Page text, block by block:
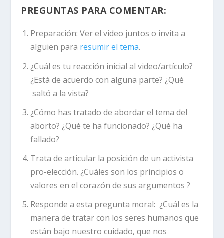
PREGUNTAS PARA COMENTAR:
Preparación: Ver el video juntos o invita a
alguien para resumir el tema.
¿Cuál es tu reacción inicial al video/artículo?
¿Está de acuerdo con alguna parte? ¿Qué
saltó a la vista?
¿Cómo has tratado de abordar el tema del
aborto? ¿Qué te ha funcionado? ¿Qué ha
fallado?
Trata de articular la posición de un activista
pro-elección. ¿Cuáles son los principios o
valores en el corazón de sus argumentos ?
Responde a esta pregunta moral: ¿Cuál es la
manera de tratar con los seres humanos que
están bajo nuestro cuidado, que nos